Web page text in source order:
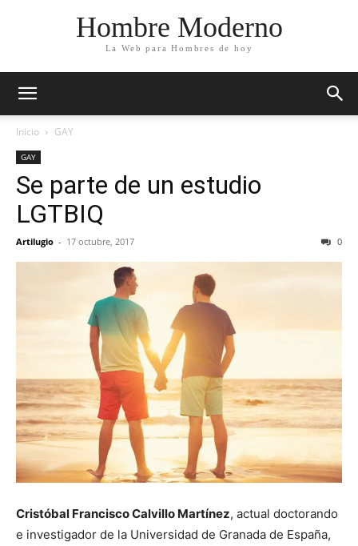
Hombre Moderno
La Web para Hombres de hoy
Inicio GAY
GAY
Se parte de un estudio
LGTBIQ
Artilugio - 17 octubre, 2017 0
Cristóbal Francisco Calvillo Martínez, actual doctorando
e investigador de la Universidad de Granada de España,